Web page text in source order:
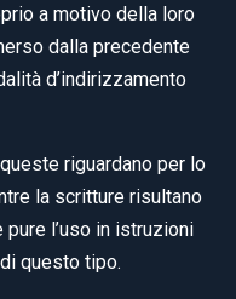
a motivo della loro
dalla precedente
d’indirizzamento
riguardano per lo
la scritture risultano
l’uso in istruzioni
questo tipo.